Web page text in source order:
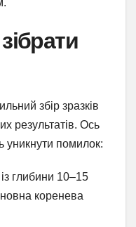
збір зразків
результатів. Ось
уникнути помилок:
глибини 10–15
коренева